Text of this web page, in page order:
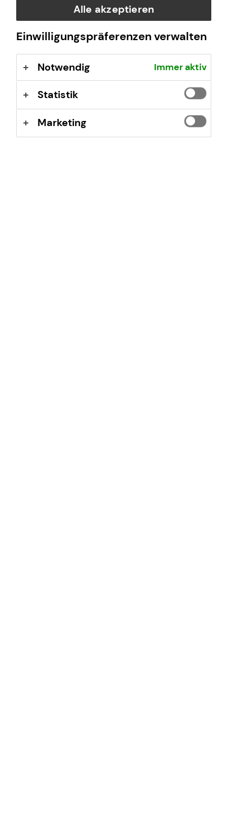
nach § 34 d Abs. 1 GewO Bundesrepublik Deutschland
Berufsrechtliche Regelungen: § 34 d Gewerbeordnung
(GewO), §§ 59 – 68 Gesetz über den
Versicherungsvertrag (VVG), Verordnung über die
Versicherungsvermittlung und -beratung (VersVermV),
abrufbar unterwww.gesetze-im-internet.de
Erlaubnis nach § 34f GewO ​
Aufsichtsbehörde:
Alle akzeptieren
Einwilligungspräferenzen verwalten
Notwendig Immer aktiv
Statistik
Marketing